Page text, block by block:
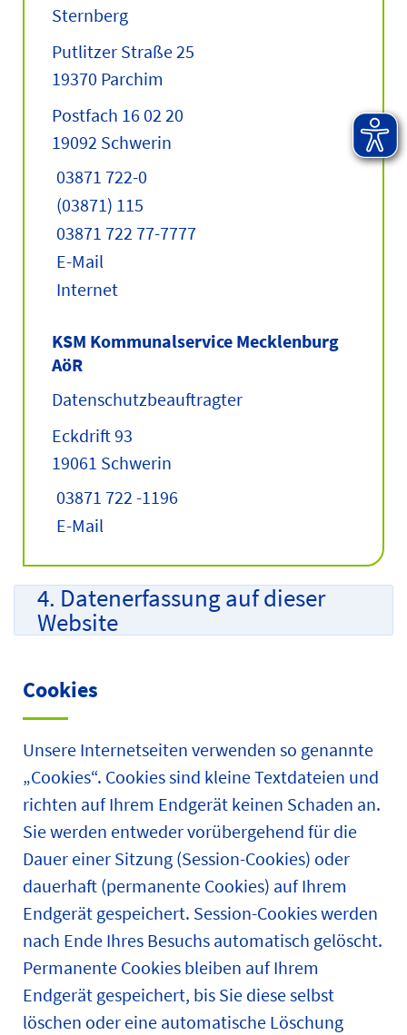
Sternberg
Putlitzer Straße 25
19370 Parchim
Postfach 16 02 20
19092 Schwerin
03871 722-0
(03871) 115
03871 722 77-7777
E-Mail
Internet
KSM Kommunalservice Mecklenburg
AöR
Datenschutzbeauftragter
Eckdrift 93
19061 Schwerin
03871 722 -1196
E-Mail
4. Datenerfassung auf dieser
Website
Cookies
Unsere Internetseiten verwenden so genannte
„Cookies“. Cookies sind kleine Textdateien und
richten auf Ihrem Endgerät keinen Schaden an.
Sie werden entweder vorübergehend für die
Dauer einer Sitzung (Session-Cookies) oder
dauerhaft (permanente Cookies) auf Ihrem
Endgerät gespeichert. Session-Cookies werden
nach Ende Ihres Besuchs automatisch gelöscht.
Permanente Cookies bleiben auf Ihrem
Endgerät gespeichert, bis Sie diese selbst
löschen oder eine automatische Löschung